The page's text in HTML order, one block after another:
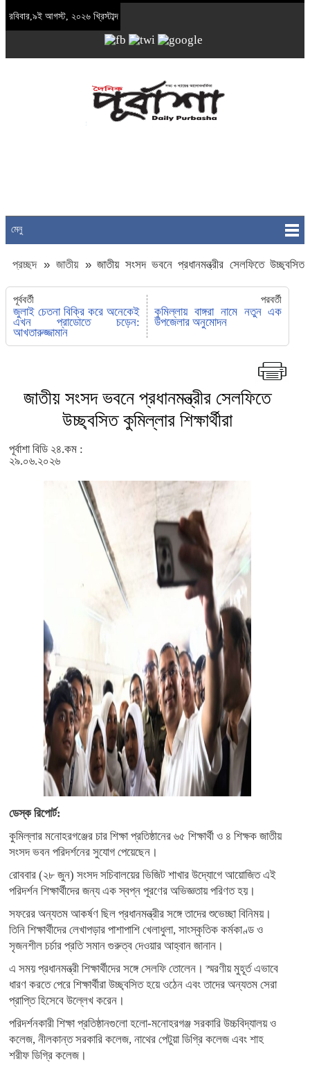
রবিবার,৯ই আগস্ট, ২০২৬ খ্রিস্টাব্দ
মেনু
প্রচ্ছদ » জাতীয় » জাতীয় সংসদ ভবনে প্রধানমন্ত্রীর সেলফিতে উচ্ছ্বসিত
কুমিল্লার শিক্ষার্থীরা
পূর্ববর্তী
জুলাই চেতনা বিক্রি করে অনেকেই
এখন প্রাডোতে চড়েন:
আখতারুজ্জামান
পরবর্তী
কুমিল্লায় বাঙ্গরা নামে নতুন এক
উপজেলার অনুমোদন
জাতীয় সংসদ ভবনে প্রধানমন্ত্রীর সেলফিতে
উচ্ছ্বসিত কুমিল্লার শিক্ষার্থীরা
পূর্বাশা বিডি ২৪.কম :
২৯.০৬.২০২৬
ডেস্ক রিপোর্ট:
কুমিল্লার মনোহরগঞ্জের চার শিক্ষা প্রতিষ্ঠানের ৬৫ শিক্ষার্থী ও ৪ শিক্ষক জাতীয়
সংসদ ভবন পরিদর্শনের সুযোগ পেয়েছেন।
রোববার (২৮ জুন) সংসদ সচিবালয়ের ভিজিট শাখার উদ্যোগে আয়োজিত এই
পরিদর্শন শিক্ষার্থীদের জন্য এক স্বপ্ন পূরণের অভিজ্ঞতায় পরিণত হয়।
সফরের অন্যতম আকর্ষণ ছিল প্রধানমন্ত্রীর সঙ্গে তাদের শুভেচ্ছা বিনিময়।
তিনি শিক্ষার্থীদের লেখাপড়ার পাশাপাশি খেলাধুলা, সাংস্কৃতিক কর্মকাণ্ড ও
সৃজনশীল চর্চার প্রতি সমান গুরুত্ব দেওয়ার আহ্বান জানান।
এ সময় প্রধানমন্ত্রী শিক্ষার্থীদের সঙ্গে সেলফি তোলেন। স্মরণীয় মুহূর্ত এভাবে
ধারণ করতে পেরে শিক্ষার্থীরা উচ্ছ্বসিত হয়ে ওঠেন এবং তাদের অন্যতম সেরা
প্রাপ্তি হিসেবে উল্লেখ করেন।
পরিদর্শনকারী শিক্ষা প্রতিষ্ঠানগুলো হলো-মনোহরগঞ্জ সরকারি উচ্চবিদ্যালয় ও
কলেজ, নীলকান্ত সরকারি কলেজ, নাথের পেটুয়া ডিগ্রি কলেজ এবং শাহ
শরীফ ডিগ্রি কলেজ।